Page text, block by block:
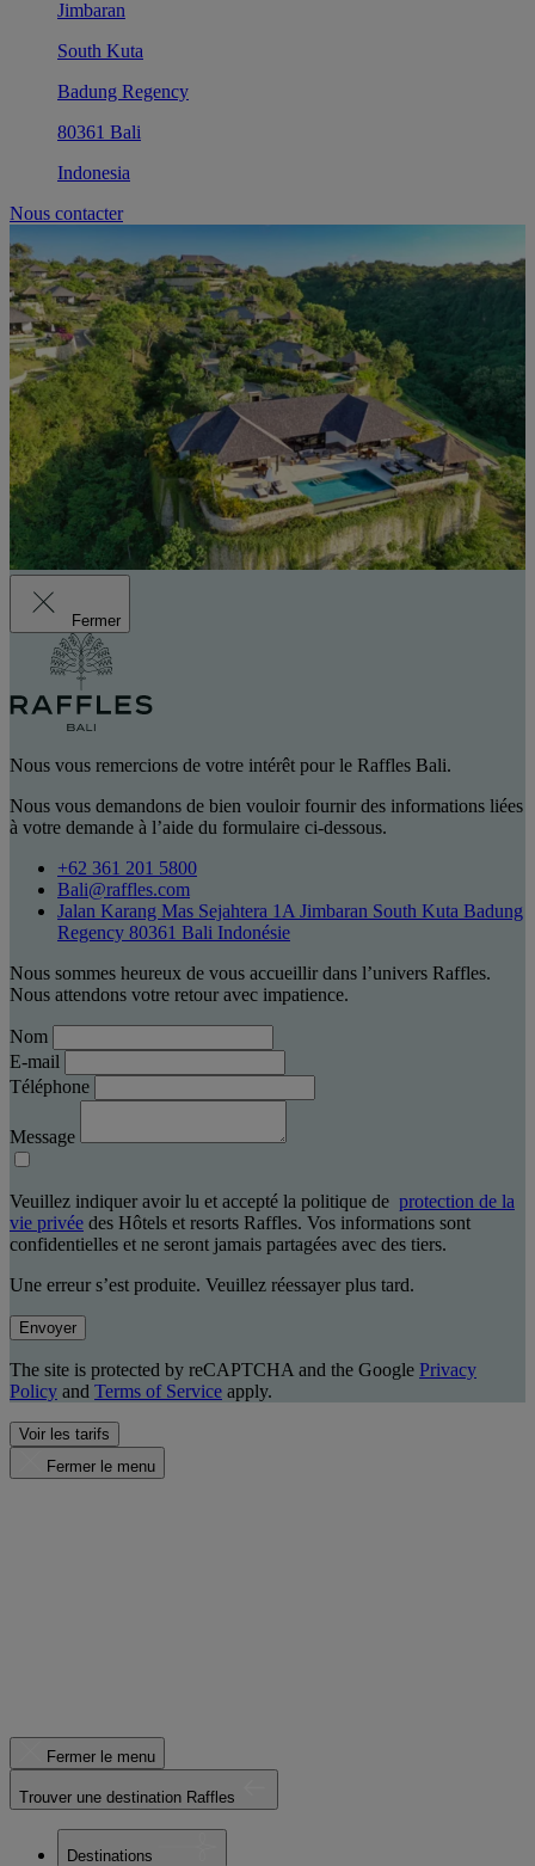
Jimbaran
South Kuta
Badung Regency
80361 Bali
Indonesia
Nous contacter
Fermer
Nous vous remercions de votre intérêt pour le Raffles Bali.
Nous vous demandons de bien vouloir fournir des informations liées
à votre demande à l’aide du formulaire ci-dessous.
+62 361 201 5800
Bali@raffles.com
Jalan Karang Mas Sejahtera 1A Jimbaran South Kuta Badung
Regency 80361 Bali Indonésie
Nous sommes heureux de vous accueillir dans l’univers Raffles.
Nous attendons votre retour avec impatience.
Nom
E-mail
Téléphone
Message
Veuillez indiquer avoir lu et accepté la politique de protection de la
vie privée des Hôtels et resorts Raffles. Vos informations sont
confidentielles et ne seront jamais partagées avec des tiers.
Une erreur s’est produite. Veuillez réessayer plus tard.
Envoyer
The site is protected by reCAPTCHA and the Google Privacy
Policy and Terms of Service apply.
Voir les tarifs
Fermer le menu
Fermer le menu
Trouver une destination Raffles
Destinations